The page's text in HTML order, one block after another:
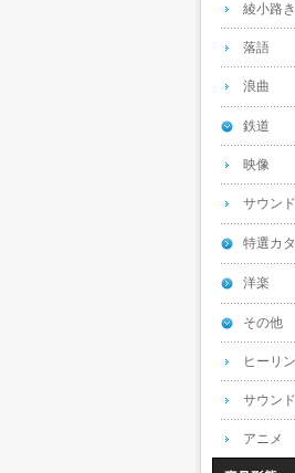
綾小路
落語
浪曲
鉄道
映像
サウンド
特選カ
洋楽
その他
ヒーリ
サウン
アニメ